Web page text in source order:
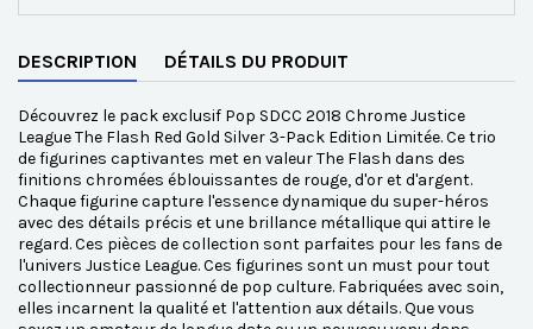
DESCRIPTION DÉTAILS DU PRODUIT
Découvrez le pack exclusif Pop SDCC 2018 Chrome Justice
League The Flash Red Gold Silver 3-Pack Edition Limitée. Ce trio
de figurines captivantes met en valeur The Flash dans des
finitions chromées éblouissantes de rouge, d'or et d'argent.
Chaque figurine capture l'essence dynamique du super-héros
avec des détails précis et une brillance métallique qui attire le
regard. Ces pièces de collection sont parfaites pour les fans de
l'univers Justice League. Ces figurines sont un must pour tout
collectionneur passionné de pop culture. Fabriquées avec soin,
elles incarnent la qualité et l'attention aux détails. Que vous